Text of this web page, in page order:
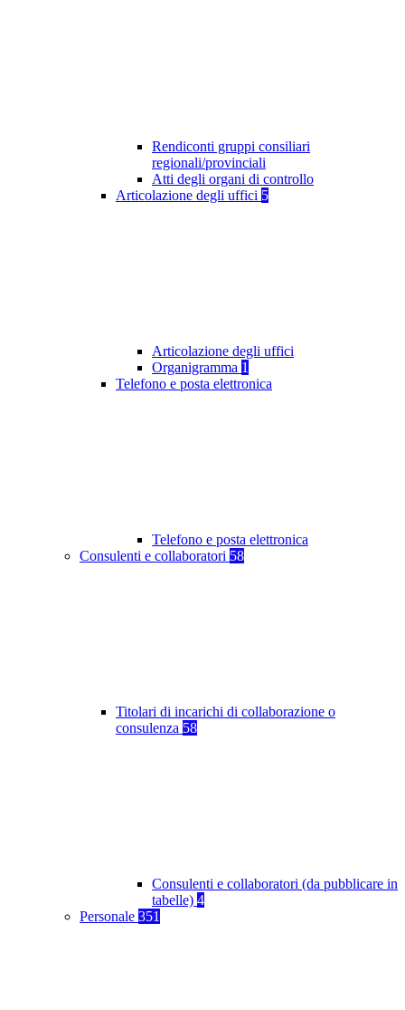
Rendiconti gruppi consiliari
regionali/provinciali
Atti degli organi di controllo
Articolazione degli uffici 5
Articolazione degli uffici
Organigramma 1
Telefono e posta elettronica
Telefono e posta elettronica
Consulenti e collaboratori 58
Titolari di incarichi di collaborazione o
consulenza 58
Consulenti e collaboratori (da pubblicare in
tabelle) 4
Personale 351